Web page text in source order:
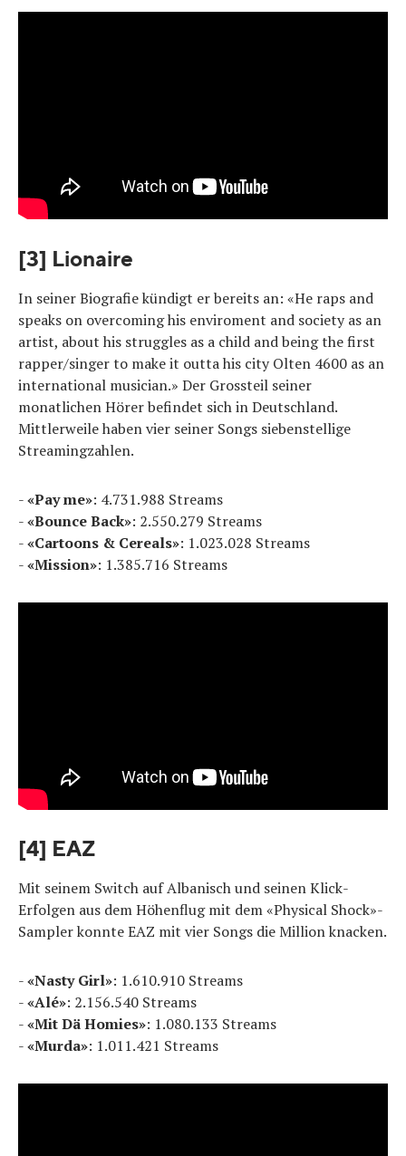
[3] Lionaire
In seiner Biografie kündigt er bereits an: «He raps and
speaks on overcoming his enviroment and society as an
artist, about his struggles as a child and being the first
rapper/singer to make it outta his city Olten 4600 as an
international musician.» Der Grossteil seiner
monatlichen Hörer befindet sich in Deutschland.
Mittlerweile haben vier seiner Songs siebenstellige
Streamingzahlen.
-«Pay me»: 4.731.988 Streams
-«Bounce Back»: 2.550.279 Streams
-«Cartoons & Cereals»: 1.023.028 Streams
-«Mission»: 1.385.716 Streams
[4] EAZ
Mit seinem Switch auf Albanisch und seinen Klick-
Erfolgen aus dem Höhenflug mit dem «Physical Shock»-
Sampler konnte EAZ mit vier Songs die Million knacken.
-«Nasty Girl»: 1.610.910 Streams
-«Alé»: 2.156.540 Streams
-«Mit Dä Homies»: 1.080.133 Streams
-«Murda»: 1.011.421 Streams